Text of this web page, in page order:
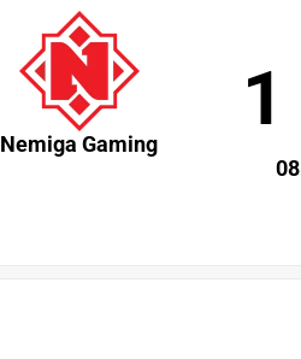
Nemiga Gaming
1